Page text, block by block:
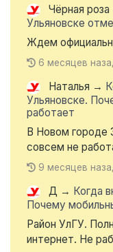
Чёрная роза
Ульяновске
Ждем
6 месяцев
Наталья →
Ульяновске.
работает
В Новом городе
совсем не
9 месяцев
Д → Когда
Почему
Район УлГУ.
интернет. Не